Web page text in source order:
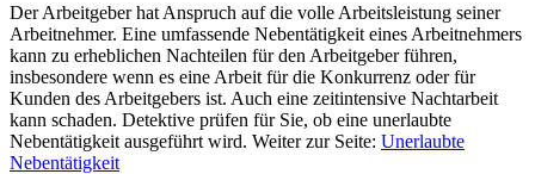
Der Arbeitgeber hat Anspruch auf die volle Arbeitsleistung seiner
Arbeitnehmer. Eine umfassende Nebentätigkeit eines Arbeitnehmers
kann zu erheblichen Nachteilen für den Arbeitgeber führen,
insbesondere wenn es eine Arbeit für die Konkurrenz oder für
Kunden des Arbeitgebers ist. Auch eine zeitintensive Nachtarbeit
kann schaden. Detektive prüfen für Sie, ob eine unerlaubte
Nebentätigkeit ausgeführt wird. Weiter zur Seite: Unerlaubte
Nebentätigkeit